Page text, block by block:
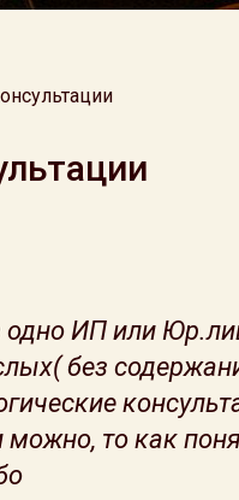
ИП или
без
то как